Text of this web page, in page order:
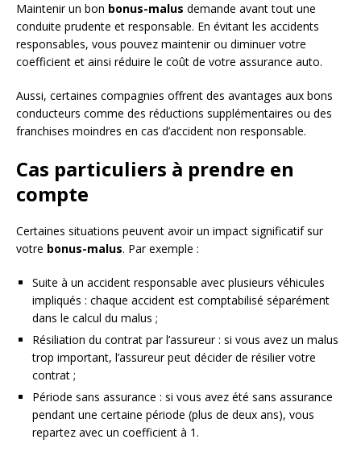
Maintenir un bon bonus-malus demande avant tout une
conduite prudente et responsable. En évitant les accidents
responsables, vous pouvez maintenir ou diminuer votre
coefficient et ainsi réduire le coût de votre assurance auto.
Aussi, certaines compagnies offrent des avantages aux bons
conducteurs comme des réductions supplémentaires ou des
franchises moindres en cas d’accident non responsable.
Cas particuliers à prendre en
compte
Certaines situations peuvent avoir un impact significatif sur
votre bonus-malus. Par exemple :
Suite à un accident responsable avec plusieurs véhicules
impliqués : chaque accident est comptabilisé séparément
dans le calcul du malus ;
Résiliation du contrat par l’assureur : si vous avez un malus
trop important, l’assureur peut décider de résilier votre
contrat ;
Période sans assurance : si vous avez été sans assurance
pendant une certaine période (plus de deux ans), vous
repartez avec un coefficient à 1.